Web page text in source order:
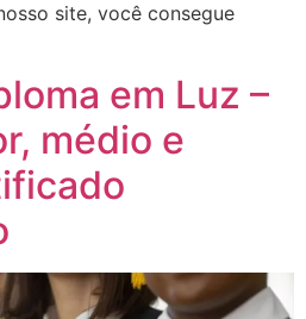
site, você consegue
em Luz –
médio e